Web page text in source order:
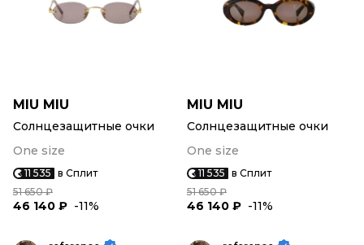
MIU MIU
Солнцезащитные очки
One size
11 535 в Сплит
51 650 ₽
46 140 ₽ -11%
MIU MIU
Солнцезащитные очки
One size
11 535 в Сплит
51 650 ₽
46 140 ₽ -11%